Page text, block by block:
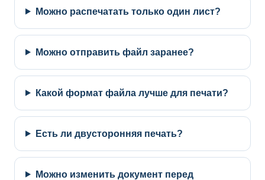
Можно распечатать только один лист?
Можно отправить файл заранее?
Какой формат файла лучше для печати?
Есть ли двусторонняя печать?
Можно изменить документ перед